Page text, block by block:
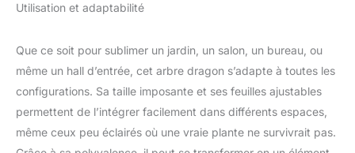
Utilisation et adaptabilité
Que ce soit pour sublimer un jardin, un salon, un bureau, ou
même un hall d’entrée, cet arbre dragon s’adapte à toutes les
configurations. Sa taille imposante et ses feuilles ajustables
permettent de l’intégrer facilement dans différents espaces,
même ceux peu éclairés où une vraie plante ne survivrait pas.